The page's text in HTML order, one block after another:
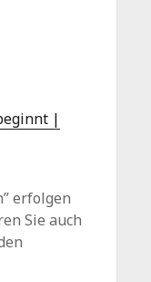
|
erfolgen
Sie auch